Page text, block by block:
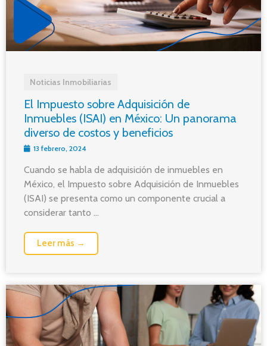
Noticias Inmobiliarias
El Impuesto sobre Adquisición de
Inmuebles (ISAI) en México: Un panorama
diverso de costos y beneficios
13 febrero, 2024
Cuando se habla de adquisición de inmuebles en
México, el Impuesto sobre Adquisición de Inmuebles
(ISAI) se presenta como un componente crucial a
considerar tanto ...
Leer más →